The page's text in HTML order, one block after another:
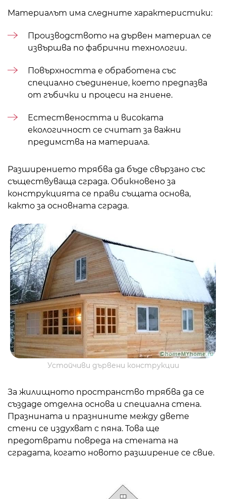
Материалът има следните характеристики:
Производството на дървен материал се
извършва по фабрични технологии.
Повърхността е обработена със
специално съединение, което предпазва
от гъбички и процеси на гниене.
Естествеността и високата
екологичност се считат за важни
предимства на материала.
Разширението трябва да бъде свързано със
съществуваща сграда. Обикновено за
конструкцията се прави същата основа,
както за основната сграда.
Устойчиви дървени конструкции
За жилищното пространство трябва да се
създаде отделна основа и специална стена.
Празнината и празнините между двете
стени се издухват с пяна. Това ще
предотврати повреда на стената на
сградата, когато новото разширение се свие.